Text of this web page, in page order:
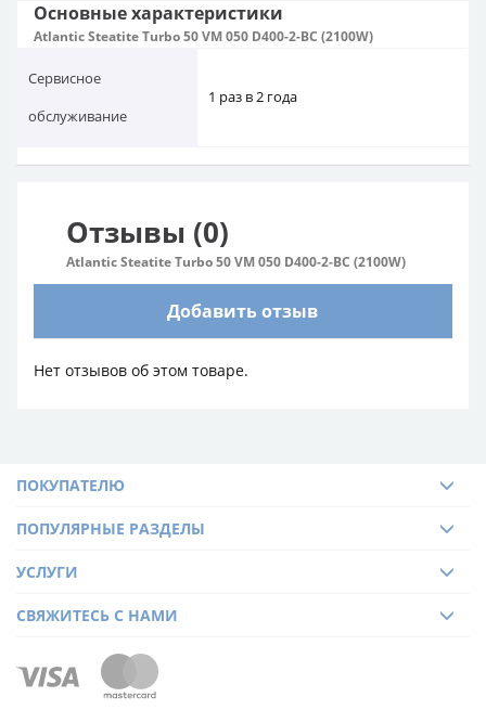
Основные характеристики
Atlantic Steatite Turbo 50 VM 050 D400-2-BC (2100W)
Сервисное
обслуживание
1 раз в 2 года
Отзывы (0)
Atlantic Steatite Turbo 50 VM 050 D400-2-BC (2100W)
Добавить отзыв
Нет отзывов об этом товаре.
ПОКУПАТЕЛЮ
ПОПУЛЯРНЫЕ РАЗДЕЛЫ
УСЛУГИ
СВЯЖИТЕСЬ С НАМИ